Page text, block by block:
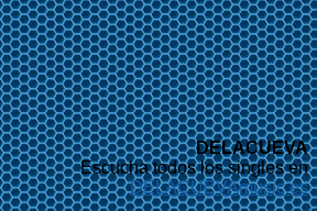
DELACUEVA
Escucha todos los singles en
DELACUEVAmusic.es